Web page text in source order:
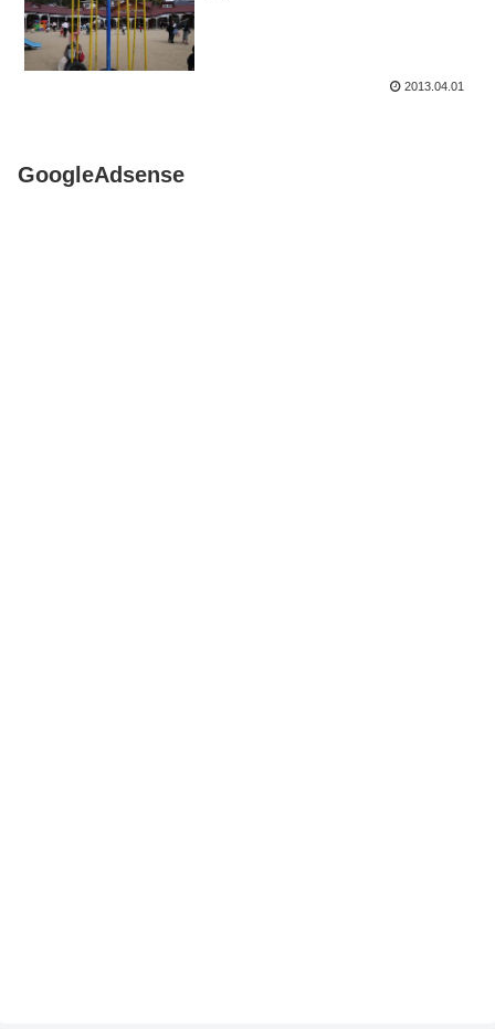
2013.04.01
GoogleAdsense